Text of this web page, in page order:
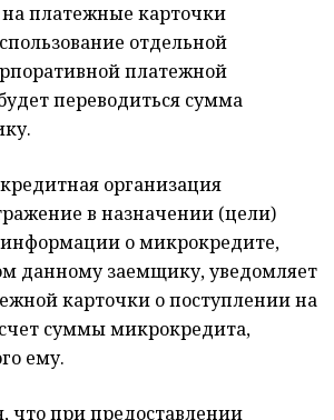
платежные карточки
отдельной
платежной
переводиться сумма
организация
в назначении (цели)
о микрокредите,
данному заемщику, уведомляет
карточки о поступлении на
суммы микрокредита,
ему.
что при предоставлении